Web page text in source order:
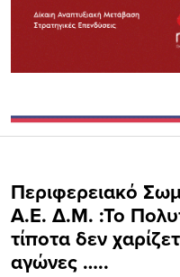
Περιφερειακό
Α.Ε. Δ.Μ. :Το
τίποτα δεν
αγώνες …..